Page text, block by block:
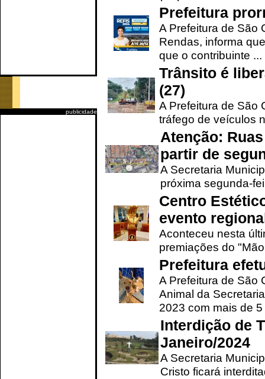
publicidade
Prefeitura
A Prefeitura de São
Rendas, informa
que o contribuinte ...
Trânsito é
(27)
A Prefeitura de São
tráfego de veículos
Atenção:
partir de
A Secretaria
próxima segunda-
Centro
evento
Aconteceu nesta
premiações do
Prefeitura
A Prefeitura de São
Animal da
2023 com mais de 5
Interdição de
Janeiro/2024
A Secretaria
Cristo ficará